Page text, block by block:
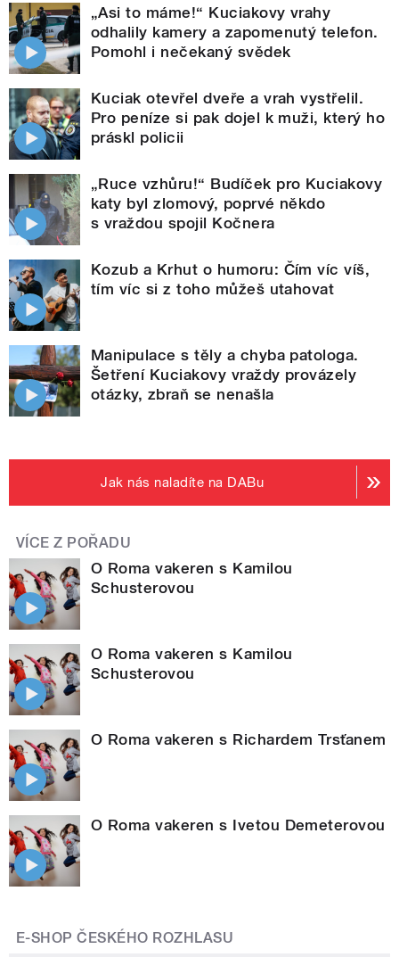
„Asi to máme!“ Kuciakovy vrahy
odhalily kamery a zapomenutý telefon.
Pomohl i nečekaný svědek
Kuciak otevřel dveře a vrah vystřelil.
Pro peníze si pak dojel k muži, který ho
práskl policii
„Ruce vzhůru!“ Budíček pro Kuciakovy
katy byl zlomový, poprvé někdo
s vraždou spojil Kočnera
Kozub a Krhut o humoru: Čím víc víš,
tím víc si z toho můžeš utahovat
Manipulace s těly a chyba patologa.
Šetření Kuciakovy vraždy provázely
otázky, zbraň se nenašla
Jak nás naladíte na DABu
VÍCE Z POŘADU
O Roma vakeren s Kamilou
Schusterovou
O Roma vakeren s Kamilou
Schusterovou
O Roma vakeren s Richardem Trsťanem
O Roma vakeren s Ivetou Demeterovou
E-SHOP ČESKÉHO ROZHLASU